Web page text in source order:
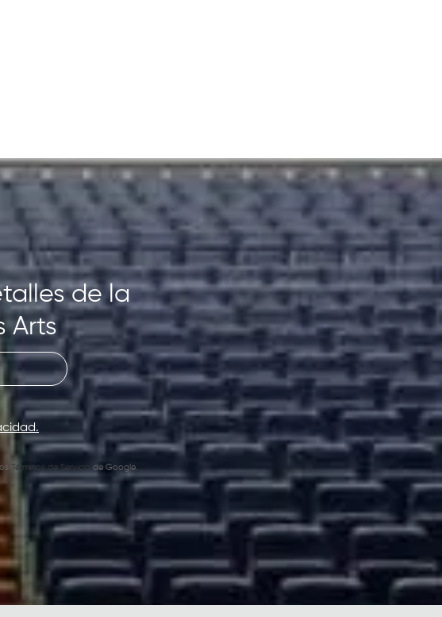
de la
Arts
Términos de Servicio de Google.